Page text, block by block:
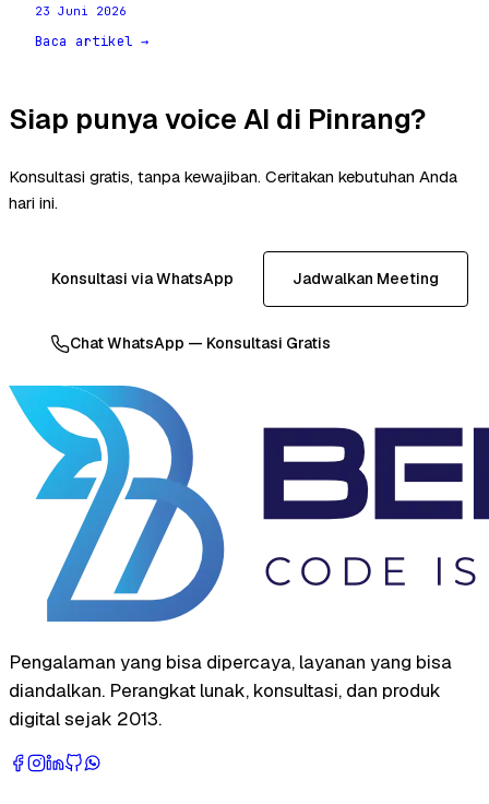
23 Juni 2026
Baca artikel →
Siap punya voice AI di Pinrang?
Konsultasi gratis, tanpa kewajiban. Ceritakan kebutuhan Anda
hari ini.
Konsultasi via WhatsApp Jadwalkan Meeting
Chat WhatsApp — Konsultasi Gratis
Pengalaman yang bisa dipercaya, layanan yang bisa
diandalkan. Perangkat lunak, konsultasi, dan produk
digital sejak 2013.